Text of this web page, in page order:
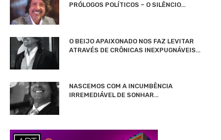
PRÓLOGOS POLÍTICOS – O SILÊNCIO…
O BEIJO APAIXONADO NOS FAZ LEVITAR
ATRAVÉS DE CRÔNICAS INEXPUGNÁVEIS…
NASCEMOS COM A INCUMBÊNCIA
IRREMEDIÁVEL DE SONHAR…